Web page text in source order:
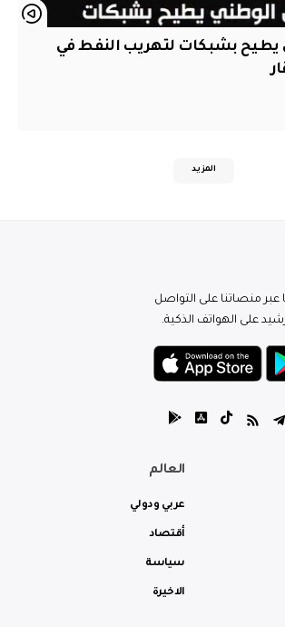
يطيح بشبكات لتهريب النفط في
المزيد
منصاتنا على التواصل
على الهواتف الذكية.
العالم
عربي ودولي
أقتصاد
سياسة
الاخيرة